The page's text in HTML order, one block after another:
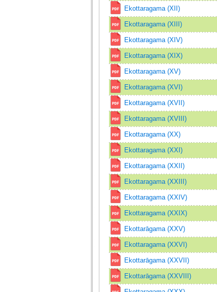
Ekottaragama (XII)
Ekottaragama (XIII)
Ekottaragama (XIV)
Ekottaragama (XIX)
Ekottaragama (XV)
Ekottaragama (XVI)
Ekottaragama (XVII)
Ekottaragama (XVIII)
Ekottaragama (XX)
Ekottaragama (XXI)
Ekottaragama (XXII)
Ekottaragama (XXIII)
Ekottaragama (XXIV)
Ekottaragama (XXIX)
Ekottarāgama (XXV)
Ekottaragama (XXVI)
Ekottarāgama (XXVII)
Ekottarāgama (XXVIII)